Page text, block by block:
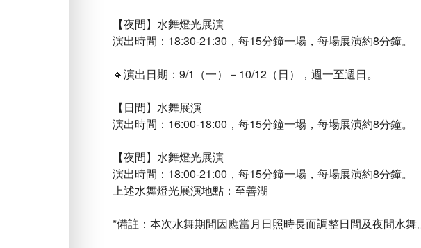
【夜間】水舞燈光展演
演出時間：18:30-21:30，每15分鐘一場，每場展演約8分鐘。
🔸演出日期：9/1（一）－10/12（日），週一至週日。
【日間】水舞展演
演出時間：16:00-18:00，每15分鐘一場，每場展演約8分鐘。
【夜間】水舞燈光展演
演出時間：18:00-21:00，每15分鐘一場，每場展演約8分鐘。
上述水舞燈光展演地點：至善湖
*備註：本次水舞期間因應當月日照時長而調整日間及夜間水舞。